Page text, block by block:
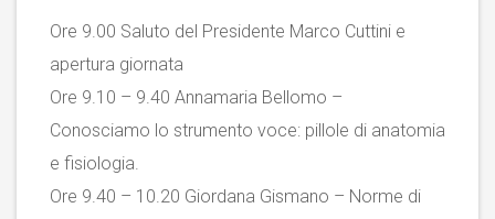
Ore 9.00 Saluto del Presidente Marco Cuttini e
apertura giornata
Ore 9.10 – 9.40 Annamaria Bellomo –
Conosciamo lo strumento voce: pillole di anatomia
e fisiologia.
Ore 9.40 – 10.20 Giordana Gismano – Norme di